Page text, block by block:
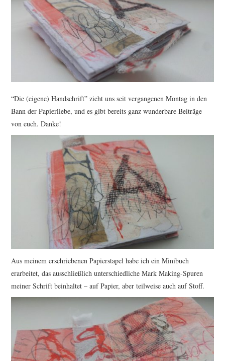
TUTORIALS
WORKSHOPS
PAPIERLIEBE AM
IMPRESSUM
DATENSCHUTZ
“Die (eigene) Handschrift” zieht uns seit vergangenen Montag in den
Bann der Papierliebe, und es gibt bereits ganz wunderbare Beiträge
von euch. Danke!
Aus meinem erschriebenen Papierstapel habe ich ein Minibuch
erarbeitet, das ausschließlich unterschiedliche Mark Making-Spuren
meiner Schrift beinhaltet – auf Papier, aber teilweise auch auf Stoff.